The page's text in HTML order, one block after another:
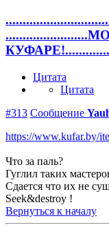
Цитата
Цитата
#313 Сообщение
https://www.kufar.by/
Что за паль?
Гуглил таких
Сдается что их не
Seek&destroy !
Вернуться к началу